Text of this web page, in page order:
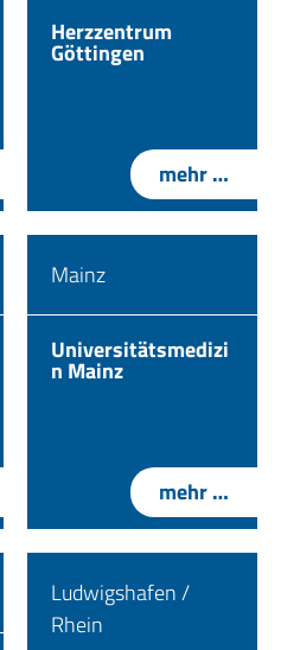
Herzzentrum
Göttingen
mehr …
Mainz
Universitätsmedizi
n Mainz
mehr …
Ludwigshafen /
Rhein